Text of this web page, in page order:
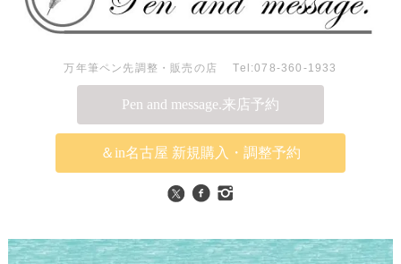
万年筆ペン先調整・販売の店 Tel:078-360-1933
Pen and message.来店予約
＆in名古屋 新規購入・調整予約